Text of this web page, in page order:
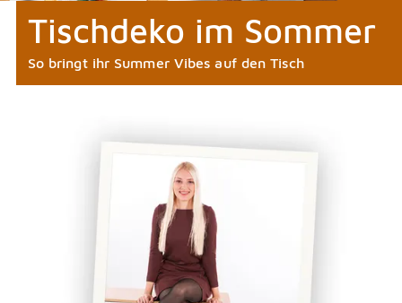
Tischdeko im Sommer
So bringt ihr Summer Vibes auf den Tisch